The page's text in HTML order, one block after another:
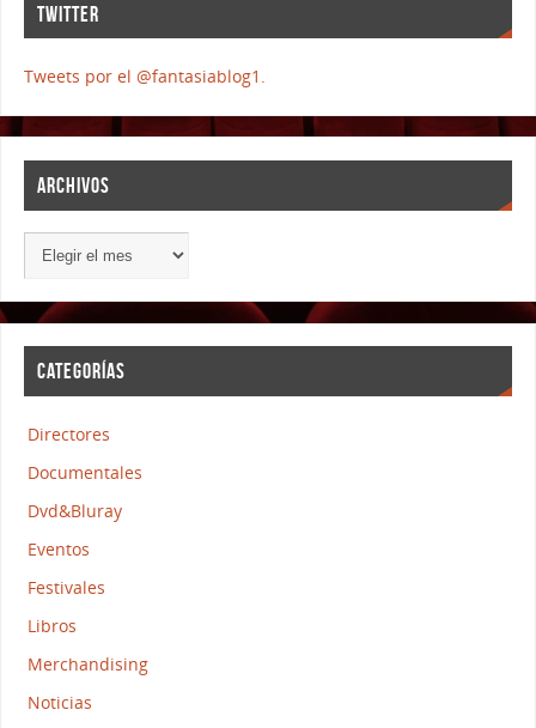
TWITTER
Tweets por el @fantasiablog1.
ARCHIVOS
CATEGORÍAS
Directores
Documentales
Dvd&Bluray
Eventos
Festivales
Libros
Merchandising
Noticias